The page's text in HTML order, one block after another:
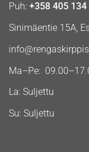
Puh: +358 405 134
Sinimäentie 15A,
Ma–Pe:
La: Suljettu
Su: Suljettu